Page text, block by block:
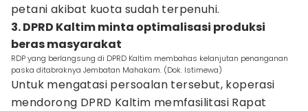
petani akibat kuota sudah terpenuhi.
3. DPRD Kaltim minta optimalisasi produksi
beras masyarakat
RDP yang berlangsung di DPRD Kaltim membahas kelanjutan penanganan
paska ditabraknya Jembatan Mahakam. (Dok. Istimewa)
Untuk mengatasi persoalan tersebut, koperasi
mendorong DPRD Kaltim memfasilitasi Rapat